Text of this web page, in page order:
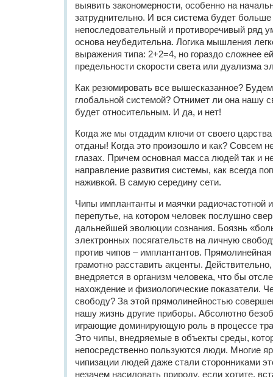
выявить закономерности, особенно на
затруднительно. И вся система будет
непоследовательный и противоречивый ряд
основа неубедительна. Логика мышления
выражения типа: 2+2=4, но гораздо сложнее
предельности скорости света или дуализма
Как резюмировать все вышесказанное?
глобальной системой? Отнимет ли она нашу
будет относительным. И да, и нет!
Когда же мы отдадим ключи от своего
отданы! Когда это произошло и как? Совсем
глазах. Причем основная масса людей так и
направление развития системы, как всегда
наживкой. В самую середину сети.
Чипы имплантанты и маячки радиочастотной
перепутье, на котором человек послушно
дальнейшей эволюции сознания. Боязнь
электронных посягательств на личную
против чипов – имплантантов. Прямолинейная
грамотно расставить акценты.
внедряется в организм человека, что бы
нахождение и физиологические показатели.
свободу? За этой прямолинейностью
нашу жизнь другие приборы. Абсолютно
играющие доминирующую роль в процессе
Это чипы, внедряемые в объекты среды,
непосредственно пользуются люди. Многие
чипизации людей даже стали сторонниками
незачем насиловать природу, если хотите,